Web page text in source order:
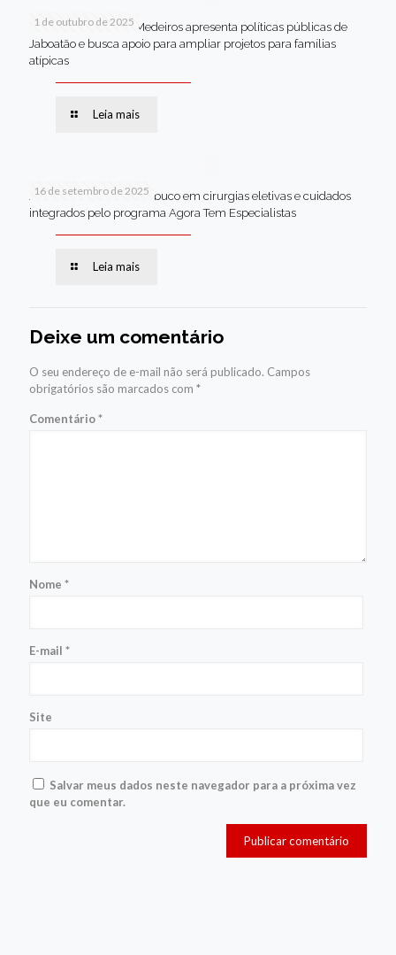
1 de outubro de 2025
Em Brasília, Andréa Medeiros apresenta políticas públicas de
Jaboatão e busca apoio para ampliar projetos para famílias
atípicas
Leia mais
16 de setembro de 2025
Jaboatão lidera Pernambuco em cirurgias eletivas e cuidados
integrados pelo programa Agora Tem Especialistas
Leia mais
Deixe um comentário
O seu endereço de e-mail não será publicado. Campos
obrigatórios são marcados com *
Comentário*
Nome *
E-mail *
Site
Salvar meus dados neste navegador para a próxima vez
que eu comentar.